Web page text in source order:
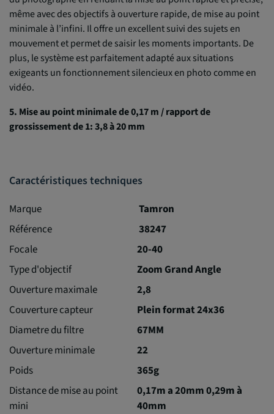
même avec des objectifs à ouverture rapide, de mise au point
minimale à l’infini. Il offre un excellent suivi des sujets en
mouvement et permet de saisir les moments importants. De
plus, le système est parfaitement adapté aux situations
exigeants un fonctionnement silencieux en photo comme en
vidéo.
5. Mise au point minimale de 0,17 m / rapport de
grossissement de 1: 3,8 à 20 mm
Caractéristiques techniques
Marque
Tamron
Référence
38247
Focale
20-40
Type d'objectif
Zoom Grand Angle
Ouverture maximale
2,8
Couverture capteur
Plein format 24x36
Diametre du filtre
67MM
Ouverture minimale
22
Poids
365g
Distance de mise au point
mini
0,17m a 20mm 0,29m à
40mm